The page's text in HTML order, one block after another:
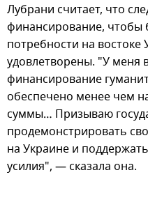
Лубрани считает, что
финансирование,
потребности на
удовлетворены. "У меня
финансирование
обеспечено менее чем
суммы… Призываю
продемонстрировать
на Украине и
усилия", — сказала она.